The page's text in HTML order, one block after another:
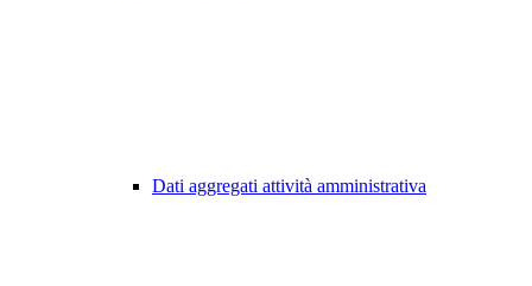
Dati aggregati attività amministrativa